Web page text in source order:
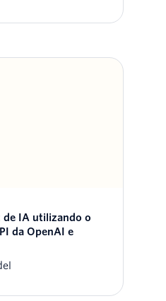
de IA utilizando o
da OpenAI e